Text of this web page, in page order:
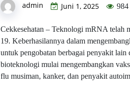
admin Juni 1, 2025 984
Cekkesehatan – Teknologi mRNA telah
19. Keberhasilannya dalam
untuk pengobatan berbagai penyakit
bioteknologi mulai mengembangkan
flu musiman, kanker, dan penyakit